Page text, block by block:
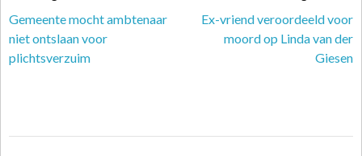
Gemeente mocht ambtenaar
niet ontslaan voor
plichtsverzuim
Ex-vriend veroordeeld voor
moord op Linda van der
Giesen